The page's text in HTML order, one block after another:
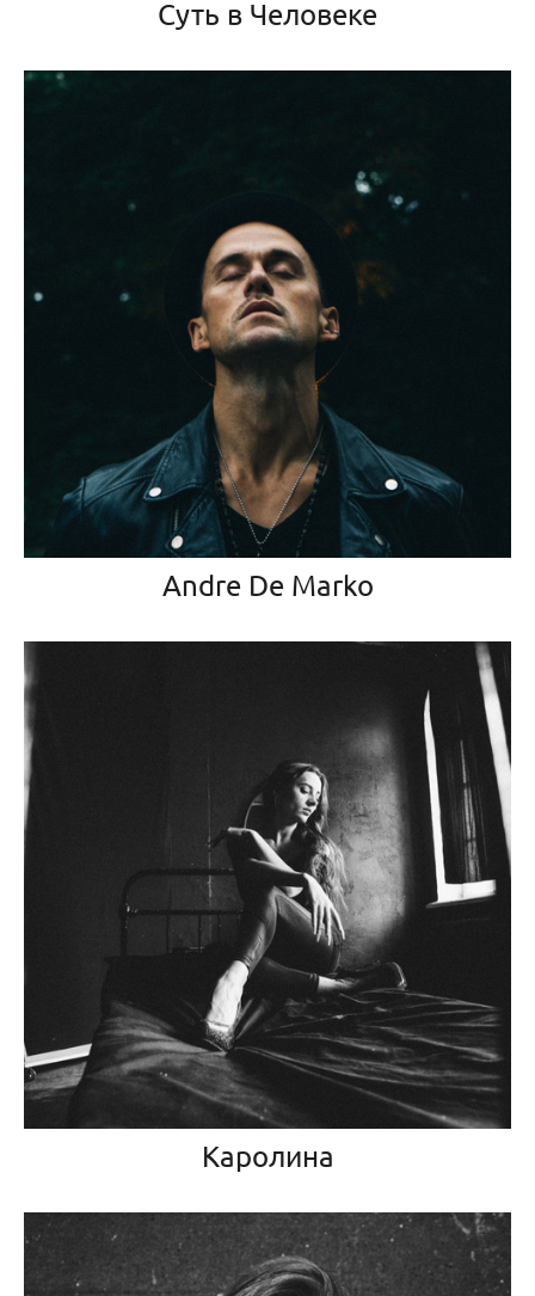
Суть в Человеке
Andre De Marko
Каролина